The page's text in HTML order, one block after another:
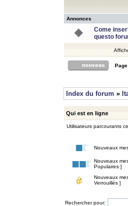
Annonces
Come
questo
Page
Index du forum »
Qui est en ligne
Utilisateurs parcourants
Nouveaux
Nouveaux
Populaires ]
Nouveaux
Verrouillés ]
Rechercher pour: